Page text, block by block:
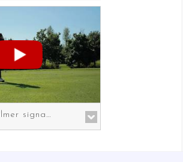
An Arnold Palmer signature course in Prato the gateway to Florence